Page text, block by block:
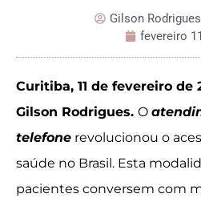
Gilson
fevereiro
Curitiba, 11 de fevereiro de
Gilson Rodrigues. O
telefone revolucionou o
saúde no Brasil. Esta
pacientes conversem com